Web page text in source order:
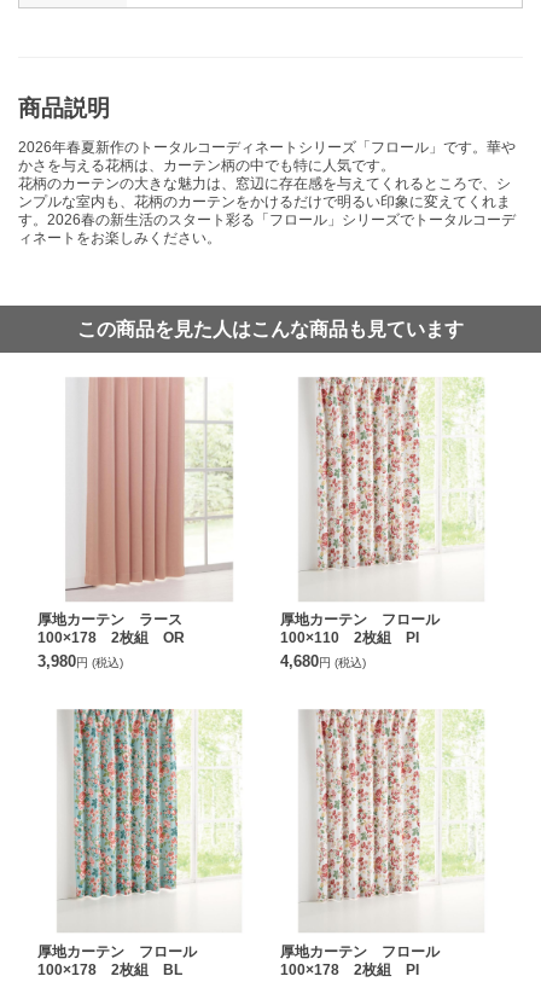
商品説明
2026年春夏新作のトータルコーディネートシリーズ「フロール」です。華や
かさを与える花柄は、カーテン柄の中でも特に人気です。
花柄のカーテンの大きな魅力は、窓辺に存在感を与えてくれるところで、シ
ンプルな室内も、花柄のカーテンをかけるだけで明るい印象に変えてくれま
す。2026春の新生活のスタート彩る「フロール」シリーズでトータルコーデ
ィネートをお楽しみください。
この商品を見た人はこんな商品も見ています
厚地カーテン ラース
100×178 2枚組 OR
3,980円 (税込)
厚地カーテン フロール
100×110 2枚組 PI
4,680円 (税込)
厚地カーテン フロール
100×178 2枚組 BL
厚地カーテン フロール
100×178 2枚組 PI